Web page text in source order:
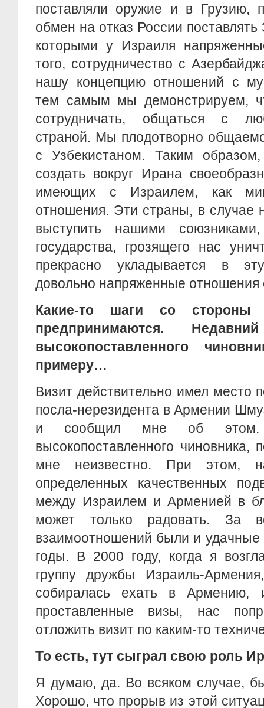
поставляли оружие и в Грузию,
обмен на отказ России
которыми у Израиля
того, сотрудничество с
нашу концепцию отношений с
тем самым мы демонстрируем,
сотрудничать, общаться с
страной. Мы плодотворно
с Узбекистаном. Таким
создать вокруг Ирана
имеющих с Израилем, как
отношения. Эти страны, в случае
выступить нашими
государства, грозящего нас
прекрасно укладывается в
довольно напряженные
Какие-то шаги со
предпринимаются.
высокопоставленного
примеру…
Визит действительно имел место
посла-нерезидента в Армении
и сообщил мне об этом.
высокопоставленного чиновника,
мне неизвестно. При этом,
определенных качественных
между Израилем и Арменией в
может только радовать. За
взаимоотношений были и удачные
годы. В 2000 году, когда я
группу дружбы Израиль-
собиралась ехать в
проставленные визы, нас
отложить визит по каким-то
То есть, тут сыграл свою роль
Я думаю, да. Во всяком случае,
Хорошо, что прорыв из этой